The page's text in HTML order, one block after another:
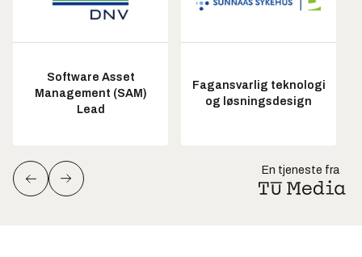
Software Asset
Management (SAM)
Lead
Fagansvarlig teknologi
og løsningsdesign
En tjeneste fra